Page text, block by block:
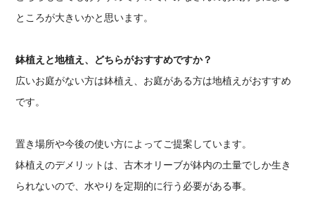
ところが大きいかと思います。
鉢植えと地植え、どちらがおすすめですか？
広いお庭がない方は鉢植え、お庭がある方は地植えがおすすめ
です。
置き場所や今後の使い方によってご提案しています。
鉢植えのデメリットは、古木オリーブが鉢内の土量でしか生き
られないので、水やりを定期的に行う必要がある事。